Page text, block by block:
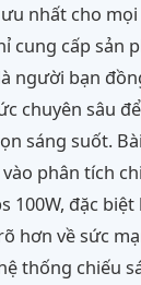
nhất cho
cung cấp sản
người bạn
chuyên sâu
sáng suốt.
phân tích
100W, đặc
hơn về sức
thống chiếu